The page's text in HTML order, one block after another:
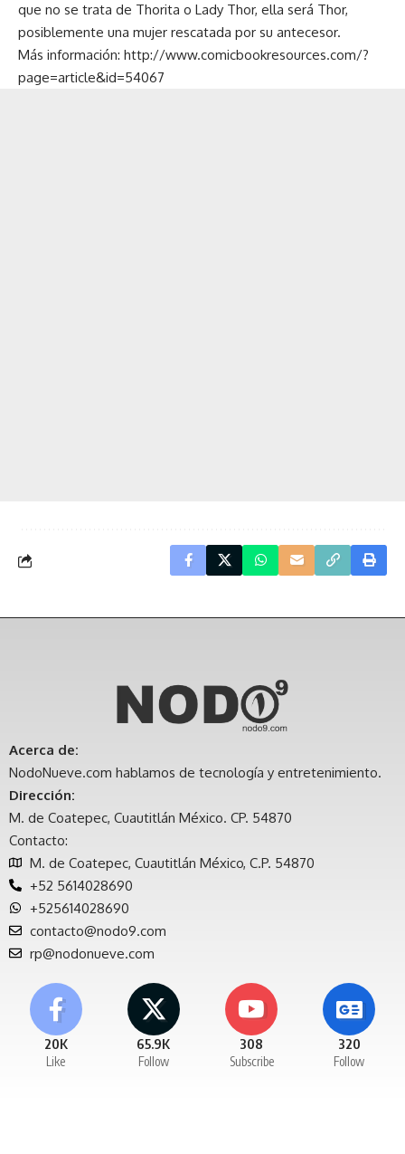
que no se trata de Thorita o Lady Thor, ella será Thor,
posiblemente una mujer rescatada por su antecesor.
Más información: http://www.comicbookresources.com/?
page=article&id=54067
Acerca de:
NodoNueve.com hablamos de tecnología y entretenimiento.
Dirección:
M. de Coatepec, Cuautitlán México. CP. 54870
Contacto:
M. de Coatepec, Cuautitlán México, C.P. 54870
+52 5614028690
+525614028690
contacto@nodo9.com
rp@nodonueve.com
20K
Like
65.9K
Follow
308
Subscribe
320
Follow